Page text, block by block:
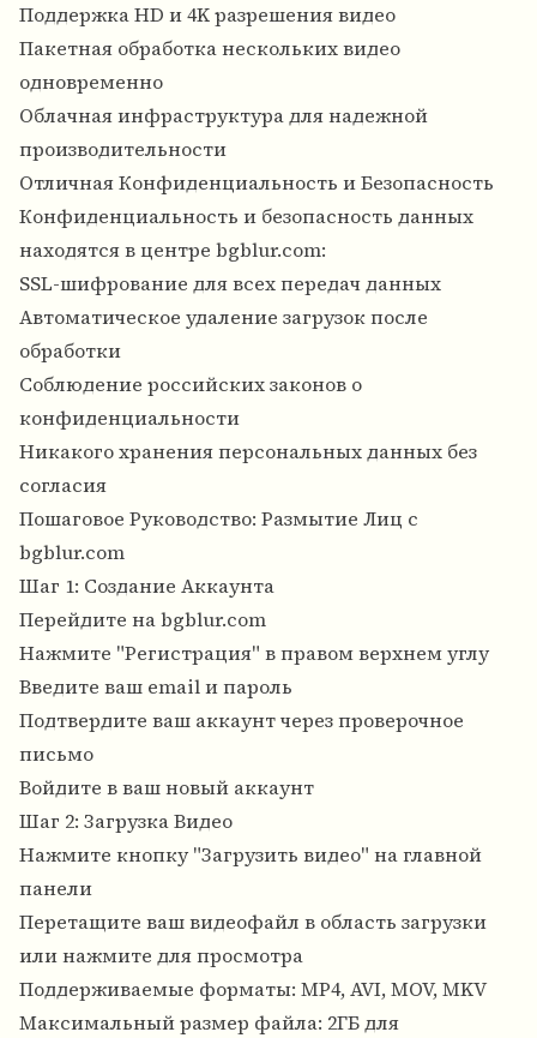
Поддержка HD и 4K разрешения видео
Пакетная обработка нескольких видео
одновременно
Облачная инфраструктура для надежной
производительности
Отличная Конфиденциальность и Безопасность
Конфиденциальность и безопасность данных
находятся в центре bgblur.com:
SSL-шифрование для всех передач данных
Автоматическое удаление загрузок после
обработки
Соблюдение российских законов о
конфиденциальности
Никакого хранения персональных данных без
согласия
Пошаговое Руководство: Размытие Лиц с
bgblur.com
Шаг 1: Создание Аккаунта
Перейдите на bgblur.com
Нажмите "Регистрация" в правом верхнем углу
Введите ваш email и пароль
Подтвердите ваш аккаунт через проверочное
письмо
Войдите в ваш новый аккаунт
Шаг 2: Загрузка Видео
Нажмите кнопку "Загрузить видео" на главной
панели
Перетащите ваш видеофайл в область загрузки
или нажмите для просмотра
Поддерживаемые форматы: MP4, AVI, MOV, MKV
Максимальный размер файла: 2ГБ для